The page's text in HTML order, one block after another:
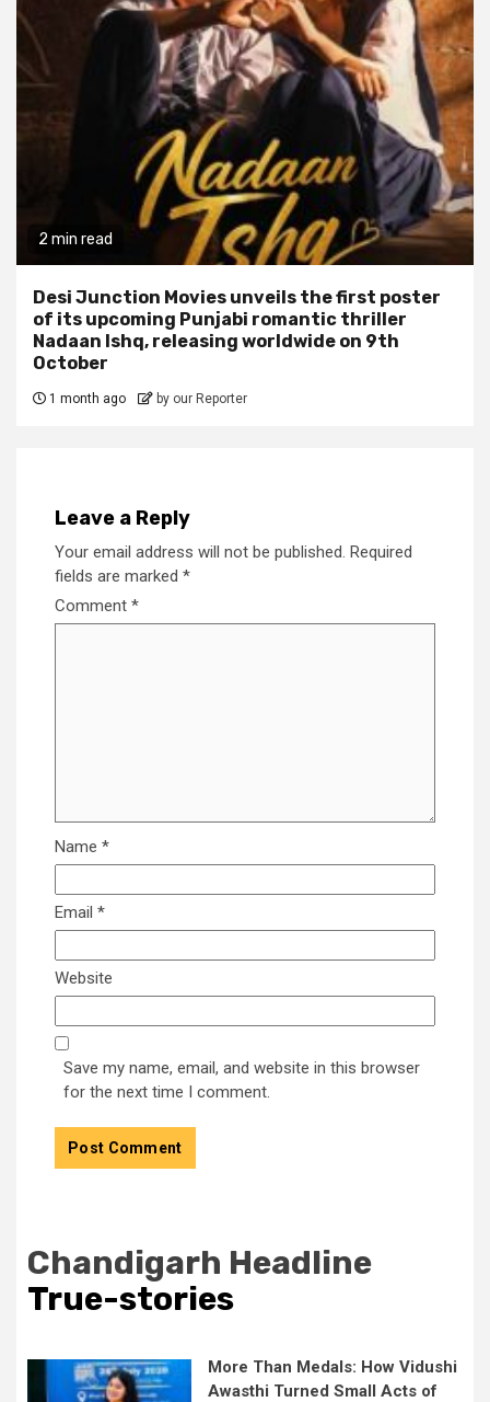
2 min read
Desi Junction Movies unveils the first poster
of its upcoming Punjabi romantic thriller
Nadaan Ishq, releasing worldwide on 9th
October
1 month ago by our Reporter
Leave a Reply
Your email address will not be published. Required
fields are marked *
Comment *
Name *
Email *
Website
Save my name, email, and website in this browser
for the next time I comment.
Chandigarh Headline
True-stories
More Than Medals: How Vidushi
Awasthi Turned Small Acts of